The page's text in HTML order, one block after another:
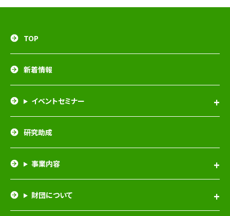
TOP
新着情報
イベントセミナー
研究助成
事業内容
財団について